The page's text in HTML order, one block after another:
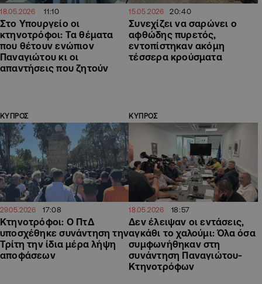
18.05.2026 11:10
Στο Υπουργείο οι
κτηνοτρόφοι: Τα θέματα
που θέτουν ενώπιον
Παναγιώτου κι οι
απαντήσεις που ζητούν
15.05.2026 20:40
Συνεχίζει να σαρώνει ο
αφθώδης πυρετός,
εντοπίστηκαν ακόμη
τέσσερα κρούσματα
ΚΥΠΡΟΣ
29.05.2026 17:08
Κτηνοτρόφοι: Ο ΠτΔ
υποσχέθηκε συνάντηση την
Τρίτη την ίδια μέρα λήψη
αποφάσεων
ΚΥΠΡΟΣ
18.05.2026 18:57
Δεν έλειψαν οι εντάσεις,
αγκάθι το χαλούμι: Όλα όσα
συμφωνήθηκαν στη
συνάντηση Παναγιώτου-
Κτηνοτρόφων